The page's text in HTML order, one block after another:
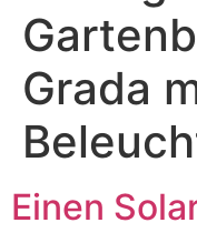
Grada
Einen